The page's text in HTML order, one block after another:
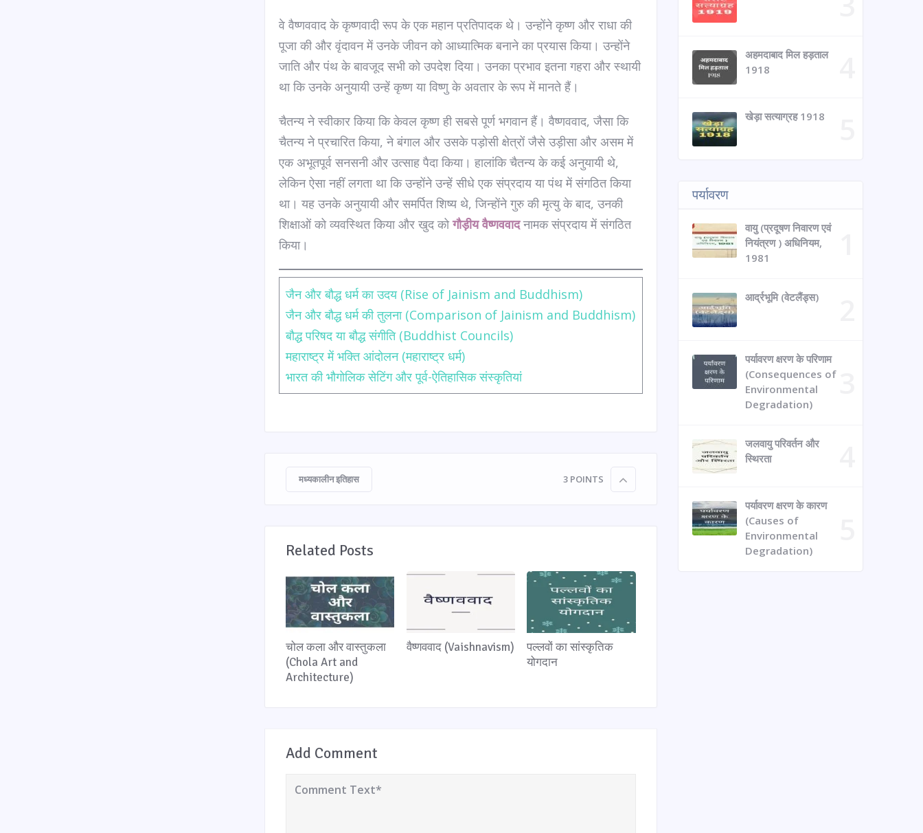
वे वैष्णववाद के कृष्णवादी रूप के एक महान प्रतिपादक थे। उन्होंने कृष्ण और राधा की
पूजा की और वृंदावन में उनके जीवन को आध्यात्मिक बनाने का प्रयास किया। उन्होंने
जाति और पंथ के बावजूद सभी को उपदेश दिया। उनका प्रभाव इतना गहरा और स्थायी
था कि उनके अनुयायी उन्हें कृष्ण या विष्णु के अवतार के रूप में मानते हैं।
चैतन्य ने स्वीकार किया कि केवल कृष्ण ही सबसे पूर्ण भगवान हैं। वैष्णववाद, जैसा कि
चैतन्य ने प्रचारित किया, ने बंगाल और उसके पड़ोसी क्षेत्रों जैसे उड़ीसा और असम में
एक अभूतपूर्व सनसनी और उत्साह पैदा किया। हालांकि चैतन्य के कई अनुयायी थे,
लेकिन ऐसा नहीं लगता था कि उन्होंने उन्हें सीधे एक संप्रदाय या पंथ में संगठित किया
था। यह उनके अनुयायी और समर्पित शिष्य थे, जिन्होंने गुरु की मृत्यु के बाद, उनकी
शिक्षाओं को व्यवस्थित किया और खुद कोगौड़ीय वैष्णववादनामक संप्रदाय में संगठित
किया।
जैन और बौद्ध धर्म का उदय (Rise of Jainism and Buddhism)
जैन और बौद्ध धर्म की तुलना (Comparison of Jainism and Buddhism)
बौद्ध परिषद या बौद्ध संगीति (Buddhist Councils)
महाराष्ट्र में भक्ति आंदोलन (महाराष्ट्र धर्म)
भारत की भौगोलिक सेटिंग और पूर्व-ऐतिहासिक संस्कृतियां
मध्यकालीन इतिहास 3 POINTS
Related Posts
चोल कला और वास्तुकला
(Chola Art and
Architecture)
वैष्णववाद (Vaishnavism)
पल्लवों का सांस्कृतिक
योगदान
Add Comment
अहमदाबाद मिल हड़ताल
1918
खेड़ा सत्याग्रह 1918
पर्यावरण
वायु (प्रदूषण निवारण एवं
नियंत्रण ) अधिनियम,
1981
आर्द्रभूमि (वेटलैंड्स)
पर्यावरण क्षरण के परिणाम
(Consequences of
Environmental
Degradation)
जलवायु परिवर्तन और
स्थिरता
पर्यावरण क्षरण के कारण
(Causes of
Environmental
Degradation)